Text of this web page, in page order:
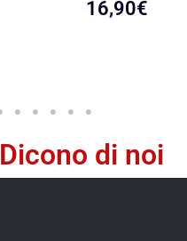
16,90€
Dicono di noi